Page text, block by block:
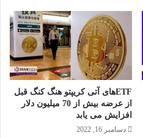
ETFهای آتی کریپتو هنگ کنگ قبل
از عرضه بیش از 70 میلیون دلار
افزایش می یابد
دسامبر 16, 2022